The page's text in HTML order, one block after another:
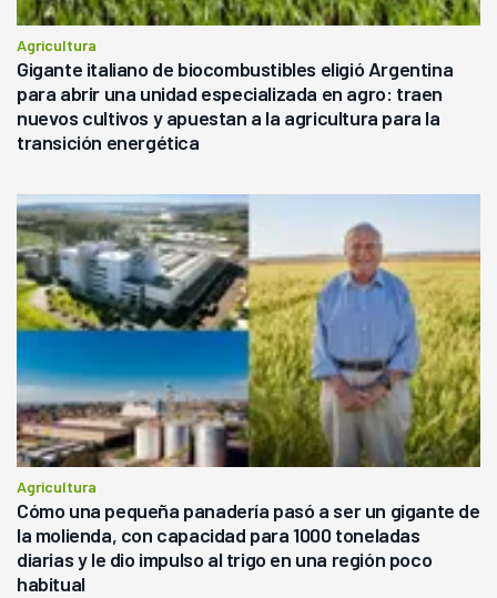
Agricultura
Gigante italiano de biocombustibles eligió Argentina
para abrir una unidad especializada en agro: traen
nuevos cultivos y apuestan a la agricultura para la
transición energética
Agricultura
Cómo una pequeña panadería pasó a ser un gigante de
la molienda, con capacidad para 1000 toneladas
diarias y le dio impulso al trigo en una región poco
habitual